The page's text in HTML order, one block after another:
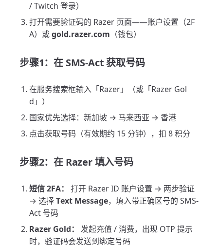
/ Twitch 登录）
打开需要验证码的 Razer 页面——账户设置（2F
A）或gold.razer.com （钱包）
步骤1：在 SMS-Act 获取号码
在服务搜索框输入「Razer」（或「Razer Gol
d」）
国家优先选择：新加坡 → 马来西亚 → 香港
点击获取号码（有效期约 15 分钟），扣 8 积分
步骤2：在 Razer 填入号码
短信 2FA：
打开 Razer ID 账户设置 → 两步验证
→ 选择Text Message，填入带正确区号的 SMS-
Act 号码
Razer Gold：
发起充值 / 消费，出现 OTP 提示
时，验证码会发送到绑定号码